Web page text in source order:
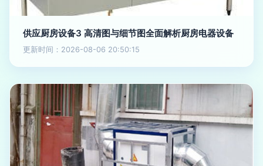
供应厨房设备3 高清图与细节图全面解析厨房电器设备
更新时间：2026-08-06 20:50:15